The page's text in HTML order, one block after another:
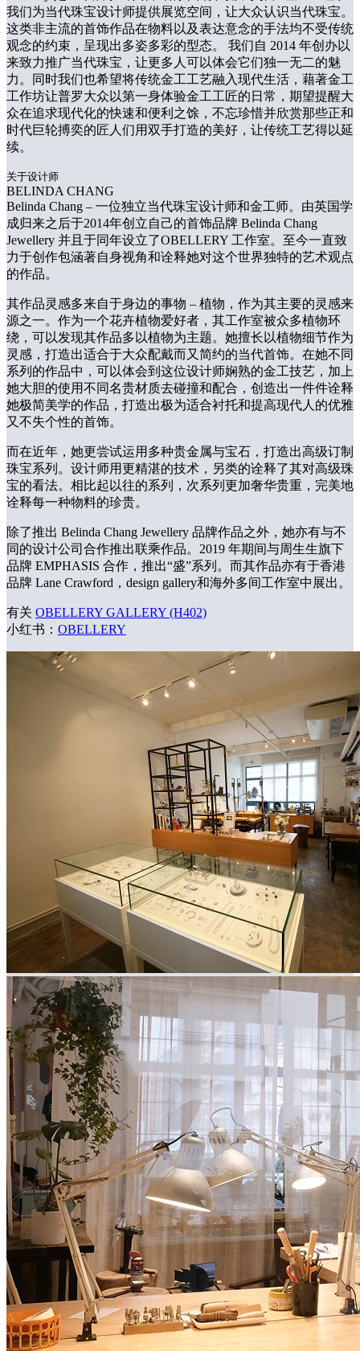
我们为当代珠宝设计师提供展览空间，让大众认识当代珠宝。
这类非主流的首饰作品在物料以及表达意念的手法均不受传统
观念的约束，呈现出多姿多彩的型态。 我们自 2014 年创办以
来致力推广当代珠宝，让更多人可以体会它们独一无二的魅
力。同时我们也希望将传统金工工艺融入现代生活，藉著金工
工作坊让普罗大众以第一身体验金工工匠的日常，期望提醒大
众在追求现代化的快速和便利之馀，不忘珍惜并欣赏那些正和
时代巨轮搏奕的匠人们用双手打造的美好，让传统工艺得以延
续。
关于设计师
BELINDA CHANG
Belinda Chang – 一位独立当代珠宝设计师和金工师。由英国学
成归来之后于2014年创立自己的首饰品牌 Belinda Chang
Jewellery 并且于同年设立了OBELLERY 工作室。至今一直致
力于创作包涵著自身视角和诠释她对这个世界独特的艺术观点
的作品。
其作品灵感多来自于身边的事物 – 植物，作为其主要的灵感来
源之一。作为一个花卉植物爱好者，其工作室被众多植物环
绕，可以发现其作品多以植物为主题。她擅长以植物细节作为
灵感，打造出适合于大众配戴而又简约的当代首饰。在她不同
系列的作品中，可以体会到这位设计师娴熟的金工技艺，加上
她大胆的使用不同名贵材质去碰撞和配合，创造出一件件诠释
她极简美学的作品，打造出极为适合衬托和提高现代人的优雅
又不失个性的首饰。
而在近年，她更尝试运用多种贵金属与宝石，打造出高级订制
珠宝系列。设计师用更精湛的技术，另类的诠释了其对高级珠
宝的看法。相比起以往的系列，次系列更加奢华贵重，完美地
诠释每一种物料的珍贵。
除了推出 Belinda Chang Jewellery 品牌作品之外，她亦有与不
同的设计公司合作推出联乘作品。2019 年期间与周生生旗下
品牌 EMPHASIS 合作，推出“盛”系列。而其作品亦有于香港
品牌 Lane Crawford，design gallery和海外多间工作室中展出。
有关 OBELLERY GALLERY (H402)
小红书： OBELLERY